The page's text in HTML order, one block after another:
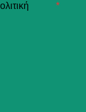
*